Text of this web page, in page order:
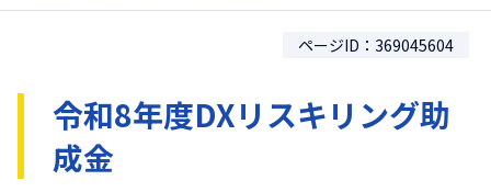
ページID：369045604
令和8年度DXリスキリング助
成金